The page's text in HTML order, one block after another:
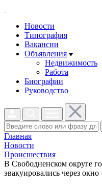
Новости
Типография
Вакансии
Объявления
Недвижимость
Работа
Биографии
Руководство
Главная
Новости
Проиcшествия
В Свободненском округе
эвакуировались через окно